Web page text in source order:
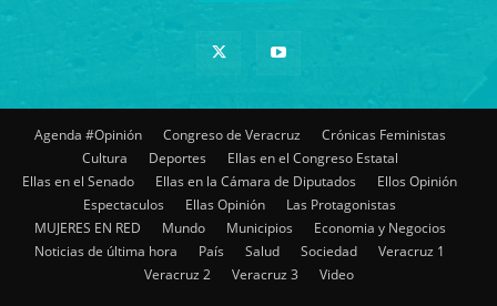
Agenda #Opinión Congreso de Veracruz
Crónicas Feministas
Cultura
Deportes
Ellas en el Congreso Estatal
Ellas en el Senado
Ellas en la Cámara de Diputados
Ellos Opinión
Espectaculos
Ellas Opinión
Las Protagonistas
MUJERES EN RED
Mundo Municipios
Economia y Negocios
Noticias de última hora
País Salud Sociedad
Veracruz 1
Veracruz 2
Veracruz 3 Video